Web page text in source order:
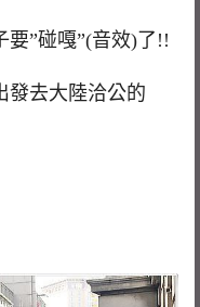
”碰嘎”(音效)了!!
發去大陸洽公的